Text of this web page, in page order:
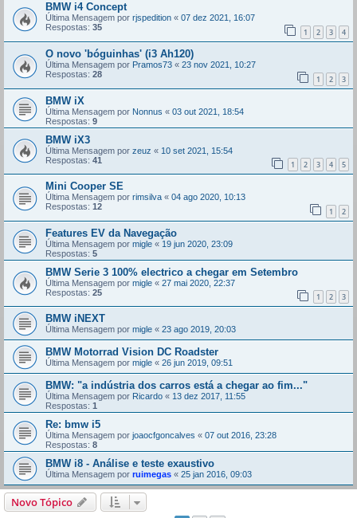
BMW i4 Concept
Última Mensagem por rjspedition « 07 dez 2021, 16:07
Respostas: 35 1 2 3 4
O novo 'bóguinhas' (i3 Ah120)
Última Mensagem por Pramos73 « 23 nov 2021, 10:27
Respostas: 28 1 2 3
BMW iX
Última Mensagem por Nonnus « 03 out 2021, 18:54
Respostas: 9
BMW iX3
Última Mensagem por zeuz « 10 set 2021, 15:54
Respostas: 41 1 2 3 4 5
Mini Cooper SE
Última Mensagem por rimsilva « 04 ago 2020, 10:13
Respostas: 12 1 2
Features EV da Navegação
Última Mensagem por migle « 19 jun 2020, 23:09
Respostas: 5
BMW Serie 3 100% electrico a chegar em Setembro
Última Mensagem por migle « 27 mai 2020, 22:37
Respostas: 25 1 2 3
BMW iNEXT
Última Mensagem por migle « 23 ago 2019, 20:03
BMW Motorrad Vision DC Roadster
Última Mensagem por migle « 26 jun 2019, 09:51
BMW: "a indústria dos carros está a chegar ao fim..."
Última Mensagem por Ricardo « 13 dez 2017, 11:55
Respostas: 1
Re: bmw i5
Última Mensagem por joaocfgoncalves « 07 out 2016, 23:28
Respostas: 8
BMW i8 - Análise e teste exaustivo
Última Mensagem por ruimegas « 25 jan 2016, 09:03
Novo Tópico